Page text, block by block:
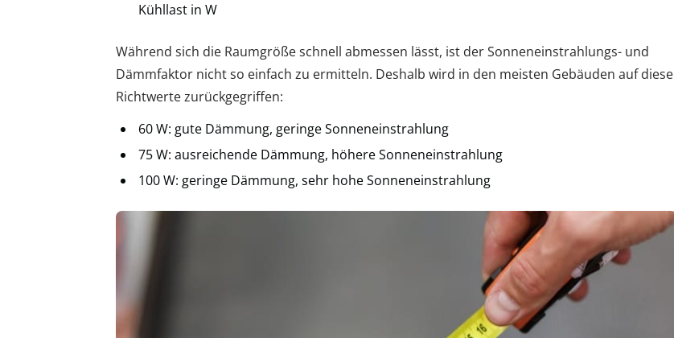
Kühllast in W
Während sich die Raumgröße schnell abmessen lässt, ist der Sonneneinstrahlungs- und
Dämmfaktor nicht so einfach zu ermitteln. Deshalb wird in den meisten Gebäuden auf diese
Richtwerte zurückgegriffen:
60 W: gute Dämmung, geringe Sonneneinstrahlung
75 W: ausreichende Dämmung, höhere Sonneneinstrahlung
100 W: geringe Dämmung, sehr hohe Sonneneinstrahlung